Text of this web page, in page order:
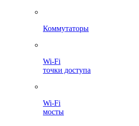
Коммутаторы
Wi-Fi
точки доступа
Wi-Fi
мосты